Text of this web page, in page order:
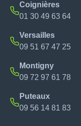
Coignières
01 30 49 63 64
Versailles
09 51 67 47 25
Montigny
09 72 97 61 78
Puteaux
09 56 14 81 83